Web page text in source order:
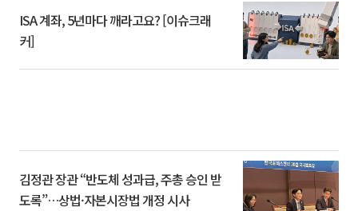
ISA 계좌, 5년마다 깨라고요? [이슈크래
커]
김정관 장관 “반도체 성과급, 주총 승인 받
도록”…상법·자본시장법 개정 시사